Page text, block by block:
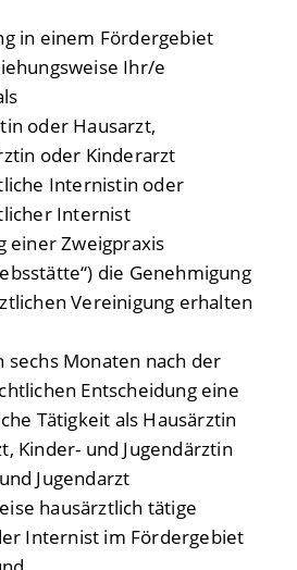
in einem Fördergebiet
Ihr/e
oder Hausarzt,
oder Kinderarzt
Internistin oder
Internist
einer Zweigpraxis
die Genehmigung
Vereinigung erhalten
sechs Monaten nach der
Entscheidung eine
Tätigkeit als Hausärztin
Kinder- und Jugendärztin
Jugendarzt
hausärztlich tätige
Internist im Fördergebiet